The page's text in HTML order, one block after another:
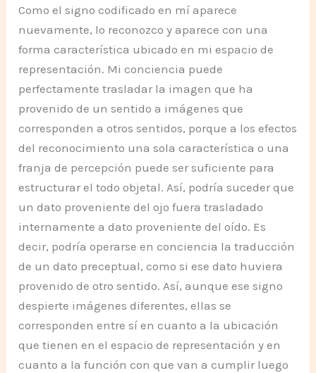
Como el signo codificado en mí aparece
nuevamente, lo reconozco y aparece con una
forma característica ubicado en mi espacio de
representación. Mi conciencia puede
perfectamente trasladar la imagen que ha
provenido de un sentido a imágenes que
corresponden a otros sentidos, porque a los efectos
del reconocimiento una sola característica o una
franja de percepción puede ser suficiente para
estructurar el todo objetal. Así, podría suceder que
un dato proveniente del ojo fuera trasladado
internamente a dato proveniente del oído. Es
decir, podría operarse en conciencia la traducción
de un dato preceptual, como si ese dato huviera
provenido de otro sentido. Así, aunque ese signo
despierte imágenes diferentes, ellas se
corresponden entre sí en cuanto a la ubicación
que tienen en el espacio de representación y en
cuanto a la función con que van a cumplir luego